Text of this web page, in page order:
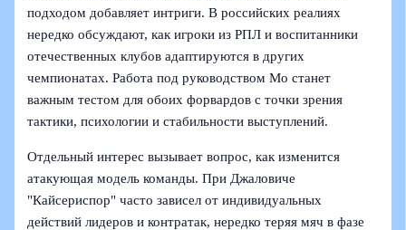
подходом добавляет интриги. В российских реалиях
нередко обсуждают, как игроки из РПЛ и воспитанники
отечественных клубов адаптируются в других
чемпионатах. Работа под руководством Мо станет
важным тестом для обоих форвардов с точки зрения
тактики, психологии и стабильности выступлений.
Отдельный интерес вызывает вопрос, как изменится
атакующая модель команды. При Джаловиче
"Кайсериспор" часто зависел от индивидуальных
действий лидеров и контратак, нередко теряя мяч в фазе